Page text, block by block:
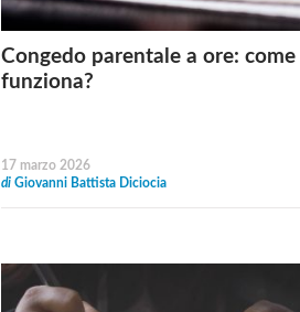
Congedo parentale a ore: come
funziona?
17 marzo 2026
di Giovanni Battista Diciocia